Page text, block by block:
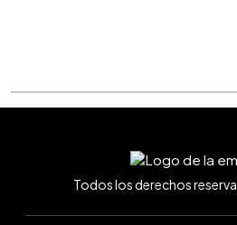
Todos los derechos